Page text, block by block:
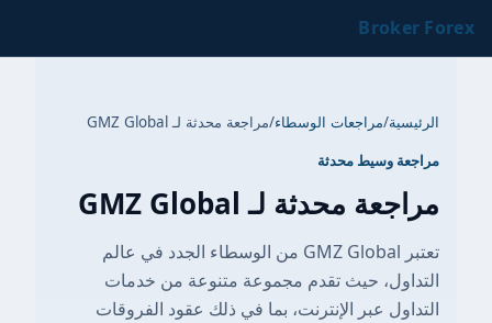
Broker Forex
الرئيسية/مراجعات الوسطاء/مراجعة محدثة لـ GMZ Global
مراجعة وسيط محدثة
مراجعة محدثة لـ GMZ Global
تعتبر GMZ Global من الوسطاء الجدد في عالم
التداول، حيث تقدم مجموعة متنوعة من خدمات
التداول عبر الإنترنت، بما في ذلك عقود الفروقات